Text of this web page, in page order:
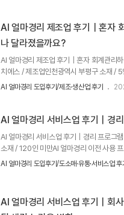
달간 사용해 보니 회계 용어와 메뉴 구성이
다.세무사가 사용하는..
AI 얼마경리 제조업 후기｜혼자
나 달라졌을까요?
AI 얼마경리 제조업 후기｜혼자 회계관리
치에스 / 제조업인천광역시 부평구 소재 /
이치에스는 제조업 기반 기타 봉제의복 기
생생한 후기를지금 바로 들려드리겠습니
긴 하지만,기능 대..
AI 얼마경리 도입후기/제조·생산업 후기
AI 얼마경리 서비스업 후기｜경
AI 얼마경리 서비스업 후기｜경리 프로그
소재 / 120인 미만AI 얼마경리 이전 사용
터 AI 얼마경리를 써 보고 싶었다고 말해주
하게 됩니다.​그러다 보니 주변에서 추천을
AI 얼마경리 도입후기/도소매·유통·서비스업 후
AI 얼마경리 서비스업 후기｜회